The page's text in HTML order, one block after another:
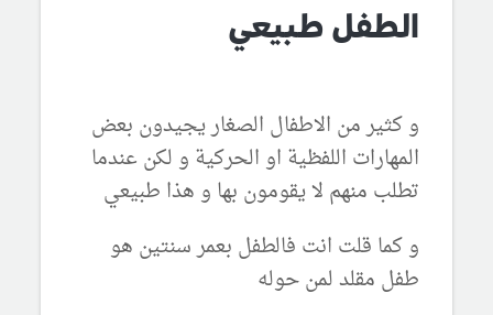
الطفل طبيعي
و كثير من الاطفال الصغار يجيدون بعض
المهارات اللفظية او الحركية و لكن عندما
تطلب منهم لا يقومون بها و هذا طبيعي
و كما قلت انت فالطفل بعمر سنتين هو
طفل مقلد لمن حوله